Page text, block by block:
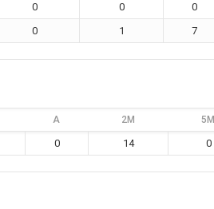
0 0 0
0 1 7
A 2M 5M
0 14 0